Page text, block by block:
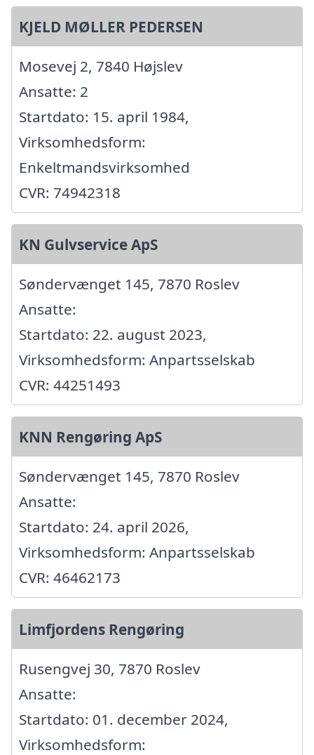
KJELD MØLLER PEDERSEN
Mosevej 2, 7840 Højslev
Ansatte: 2
Startdato: 15. april 1984,
Virksomhedsform:
Enkeltmandsvirksomhed
CVR: 74942318
KN Gulvservice ApS
Søndervænget 145, 7870 Roslev
Ansatte:
Startdato: 22. august 2023,
Virksomhedsform: Anpartsselskab
CVR: 44251493
KNN Rengøring ApS
Søndervænget 145, 7870 Roslev
Ansatte:
Startdato: 24. april 2026,
Virksomhedsform: Anpartsselskab
CVR: 46462173
Limfjordens Rengøring
Rusengvej 30, 7870 Roslev
Ansatte:
Startdato: 01. december 2024,
Virksomhedsform: